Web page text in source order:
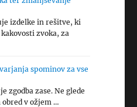
izdelke in rešitve, ki
zvoka, za
spominov za vse
zgodba zase. Ne glede
v ožjem …